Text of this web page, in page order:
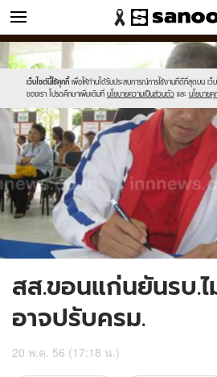
ข่าว
เว็บไซต์นี้ใช้คุกกี้ เพื่อให้ท่านได้รับประสบการณ์การใช้งานที่ดีที่สุดบน เว็
ของเรา โปรดศึกษาเพิ่มเติมที่ นโยบายความเป็นส่วนตัว และ นโยบายคุ
Sanook
//s.isanook.com/sr/0/images/logo-
new-
sanook.png
600
60
//s.isanook.com/ns/0/ud/237/1187052/
01.jpg
สส.ขอนแก่นยันรบ.
อาจปรับครม.
20 พ.ค. 56 (17:18 น.)